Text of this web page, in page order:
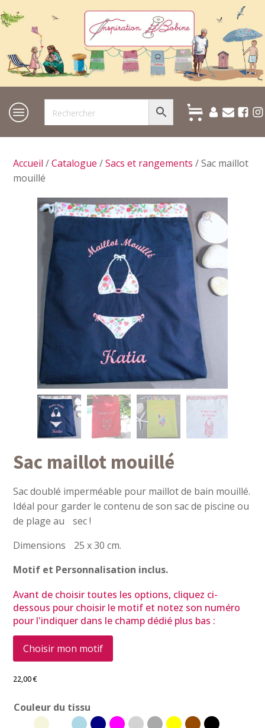
Accueil /Catalogue /Sacs et rangements / Sac maillot
mouillé
Sac maillot mouillé
Sac doublé imperméable pour maillot de bain mouillé.
Idéal pour garder le contenu de son sac de piscine ou
de plage au sec !
Dimensions 25 x 30 cm.
Motif et Personnalisation inclus.
Avant de choisir toutes les options, cliquez ci-
dessous pour choisir le motif et notez son numéro
pour l'indiquer dans le champ dédié plus bas :
Choisir mon motif
22,00€
Couleur du tissu